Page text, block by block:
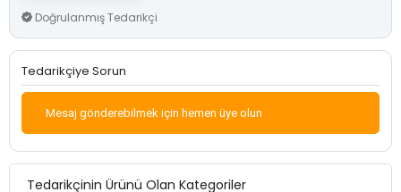
Doğrulanmış Tedarikçi
Tedarikçiye Sorun
Mesaj gönderebilmek için hemen üye olun
Tedarikçinin Ürünü Olan Kategoriler